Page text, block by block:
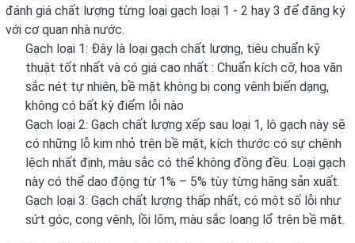
đánh giá chất lượng từng loại gạch loại 1 - 2 hay 3 để đăng ký
với cơ quan nhà nước.
Gạch loại 1: Đây là loại gạch chất lượng, tiêu chuẩn kỹ
thuật tốt nhất và có giá cao nhất : Chuẩn kích cỡ, hoa văn
sắc nét tự nhiên, bề mặt không bị cong vênh biến dạng,
không có bất kỳ điểm lỗi nào
Gạch loại 2: Gạch chất lượng xếp sau loại 1, lô gạch này sẽ
có những lỗ kim nhỏ trên bề mặt, kích thước có sự chênh
lệch nhất định, màu sắc có thể không đồng đều. Loại gạch
này có thể dao động từ 1% – 5% tùy từng hãng sản xuất.
Gạch loại 3: Gạch chất lượng thấp nhất, có một số lỗi như
sứt góc, cong vênh, lồi lõm, màu sắc loang lổ trên bề mặt.